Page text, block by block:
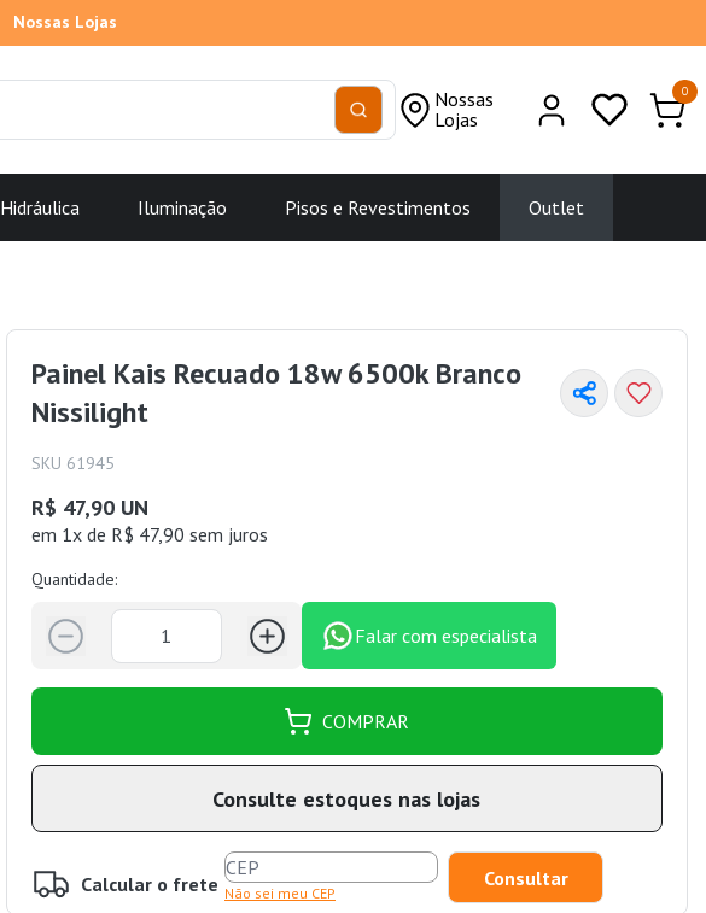
Nossas Lojas
Nossas
Lojas
0
Hidráulica Iluminação Pisos e Revestimentos Outlet
Painel Kais Recuado 18w 6500k Branco
Nissilight
SKU 61945
R$ 47,90 UN
em 1x de R$ 47,90 sem juros
Quantidade:
Falar com especialista
COMPRAR
Consulte estoques nas lojas
Calcular o frete Não sei meu CEP